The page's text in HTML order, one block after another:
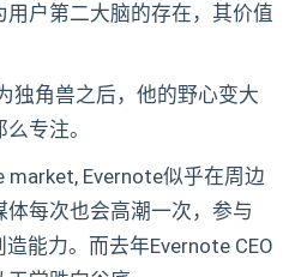
户第二大脑的存在，其价值
独角兽之后，他的野心变大
专注。
market, Evernote似乎在周边
每次也会高潮一次，参与
能力。而去年Evernote CEO